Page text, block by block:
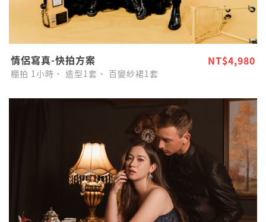
情侶寫真-快拍方案 NT$4,980
棚拍 1小時、 造型1套、 百變紗裙1套